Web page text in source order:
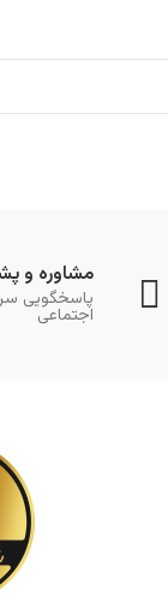
مشاوره و
پاسخگویی
اجتماعی